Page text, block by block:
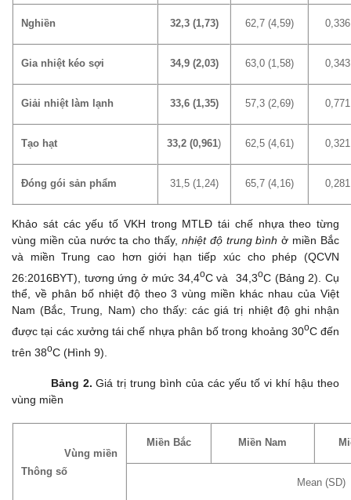
Nghiền 32,3 (1,73) 62,7 (4,59)
Gia nhiệt kéo sợi 34,9 (2,03) 63,0 (1,58)
Giải nhiệt làm lạnh 33,6 (1,35) 57,3 (2,69)
Tạo hạt 33,2 (0,961) 62,5 (4,61)
Đóng gói sản phẩm 31,5 (1,24) 65,7 (4,16)
Khảo sát các yếu tố VKH trong MTLĐ tái chế nhựa theo từng
vùng miền của nước ta cho thấy, nhiệt độ trung bình ở miền Bắc
và miền Trung cao hơn giới hạn tiếp xúc cho phép (QCVN
26:2016BYT), tương ứng ở mức 34,4oC và 34,3oC (Bảng 2). Cụ
thể, về phân bố nhiệt độ theo 3 vùng miền khác nhau của Việt
Nam (Bắc, Trung, Nam) cho thấy: các giá trị nhiệt độ ghi nhận
được tại các xưởng tái chế nhựa phân bố trong khoảng 30oC đến
trên 38oC (Hình 9).
Bảng 2.Giá trị trung bình của các yếu tố vi khí hậu theo
vùng miền
Vùng miền
Thông số
Miền Bắc Miền Nam
Mean (SD)